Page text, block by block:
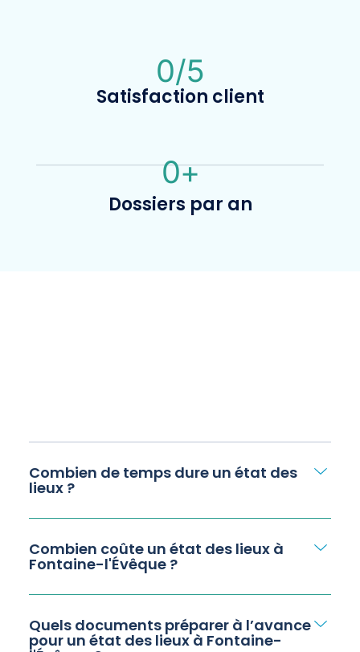
Satisfaction client
0/5
Dossiers par an
0+
Combien de temps dure un état des
lieux ?
Combien coûte un état des lieux à
Fontaine-l'Évêque ?
Quels documents préparer à l’avance
pour un état des lieux à Fontaine-